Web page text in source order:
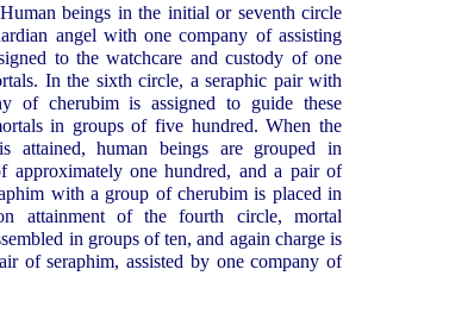
Human beings in the initial or seventh circle
angel with one company of assisting
to the watchcare and custody of one
In the sixth circle, a seraphic pair with
of cherubim is assigned to guide these
in groups of five hundred. When the
attained, human beings are grouped in
approximately one hundred, and a pair of
with a group of cherubim is placed in
attainment of the fourth circle, mortal
in groups of ten, and again charge is
of seraphim, assisted by one company of